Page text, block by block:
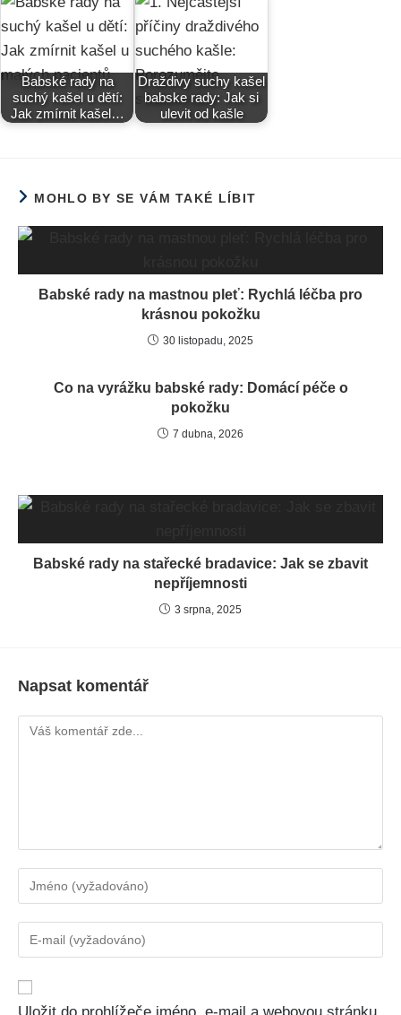
Babské rady na
suchý kašel u dětí:
Jak zmírnit kašel…
Draždivy suchy kašel
babske rady: Jak si
ulevit od kašle
MOHLO BY SE VÁM TAKÉ LÍBIT
Babské rady na mastnou pleť: Rychlá léčba pro
krásnou pokožku
30 listopadu, 2025
Co na vyrážku babské rady: Domácí péče o
pokožku
7 dubna, 2026
Babské rady na stařecké bradavice: Jak se zbavit
nepříjemnosti
3 srpna, 2025
Napsat komentář